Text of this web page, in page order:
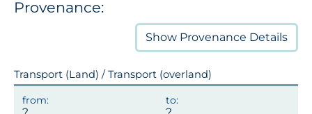
Provenance:
Show Provenance Details
Transport (Land) / Transport (overland)